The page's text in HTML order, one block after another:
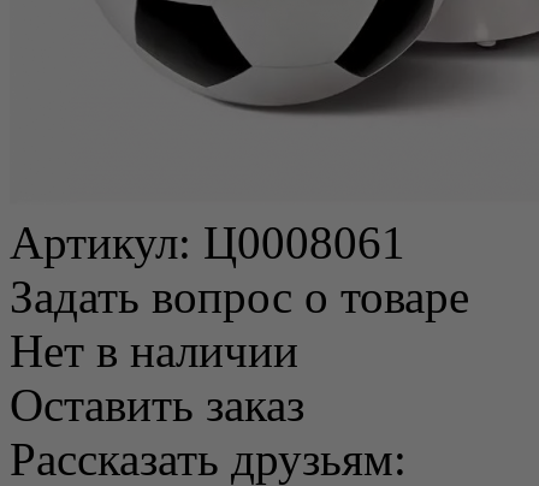
Артикул: Ц0008061
Задать вопрос о товаре
Нет в наличии
Оставить заказ
Рассказать друзьям: